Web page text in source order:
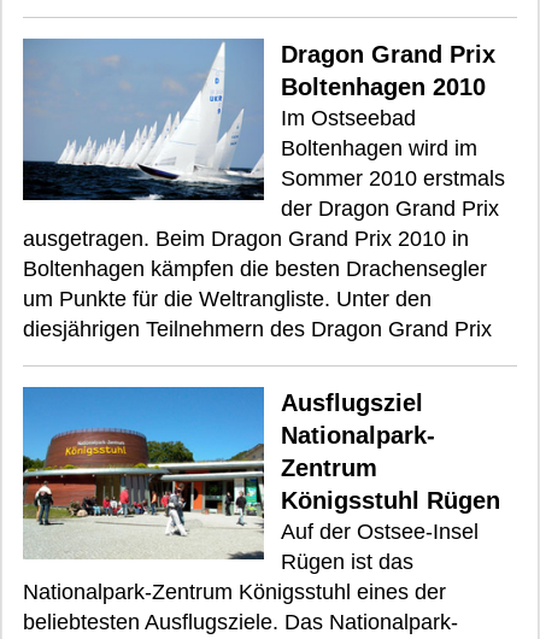
Dragon Grand Prix
Boltenhagen 2010
Im Ostseebad
Boltenhagen wird im
Sommer 2010 erstmals
der Dragon Grand Prix
ausgetragen. Beim Dragon Grand Prix 2010 in
Boltenhagen kämpfen die besten Drachensegler
um Punkte für die Weltrangliste. Unter den
diesjährigen Teilnehmern des Dragon Grand Prix
Ausflugsziel
Nationalpark-
Zentrum
Königsstuhl Rügen
Auf der Ostsee-Insel
Rügen ist das
Nationalpark-Zentrum Königsstuhl eines der
beliebtesten Ausflugsziele. Das Nationalpark-